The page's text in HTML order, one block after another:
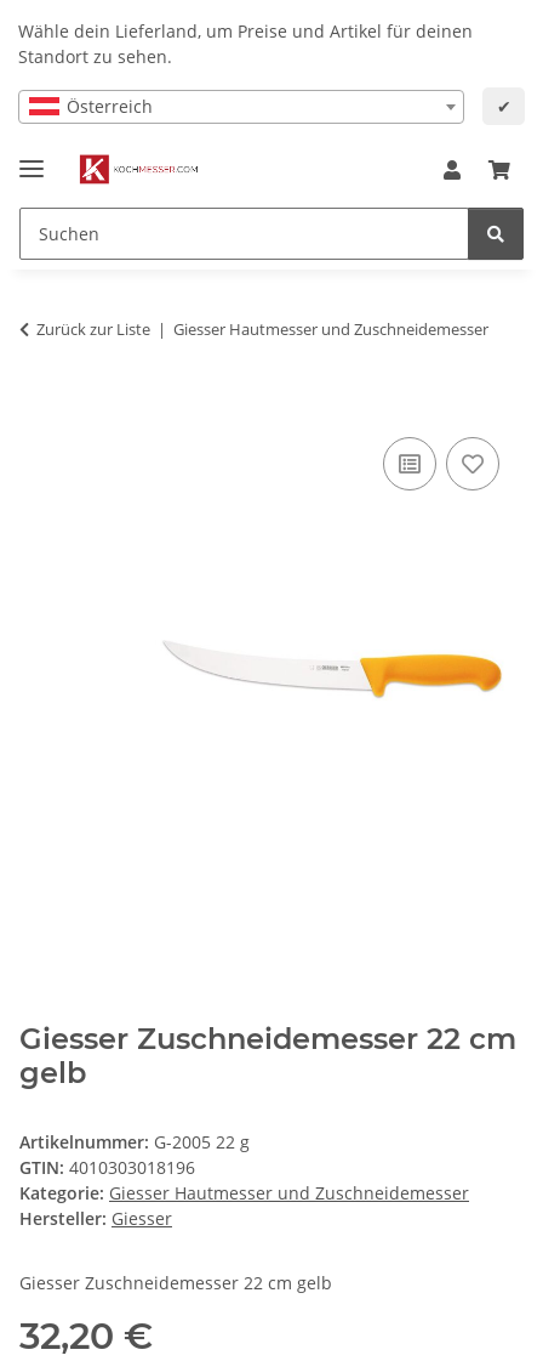
Wähle dein Lieferland, um Preise und Artikel für deinen
Standort zu sehen.
Österreich ✔
Zurück zur Liste Giesser Hautmesser und Zuschneidemesser
Giesser Zuschneidemesser 22 cm
gelb
Artikelnummer: G-2005 22 g
GTIN: 4010303018196
Kategorie: Giesser Hautmesser und Zuschneidemesser
Hersteller: Giesser
Giesser Zuschneidemesser 22 cm gelb
32,20 €